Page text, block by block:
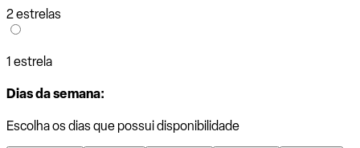
2 estrelas
1 estrela
Dias da semana:
Escolha os dias que possui disponibilidade